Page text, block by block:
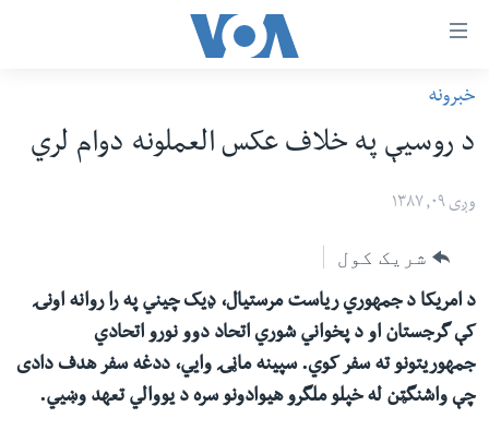
رسي
وړ
اتصالات
لاړ
افغانستان
سیمه
ښځې او نجونې
ځوانان
د بیان ازادي
خبرونه
د روسیې په خلاف عکس العملونه دوام لري
وږی ۰۹, ۱۳۸۷
شریک کول
د امریکا د جمهوري ریاست مرستیال، ډیک چیني په را روانه اونۍ
کې گرجستان او د پخواني شوري اتحاد دوو نورو اتحادي
جمهوریتونو ته سفر کوي. سپینه ماڼۍ وايي، ددغه سفر هدف دادی
چې واشنگټن له خپلو ملگرو هیوادونو سره د یووالي تعهد وښيي.